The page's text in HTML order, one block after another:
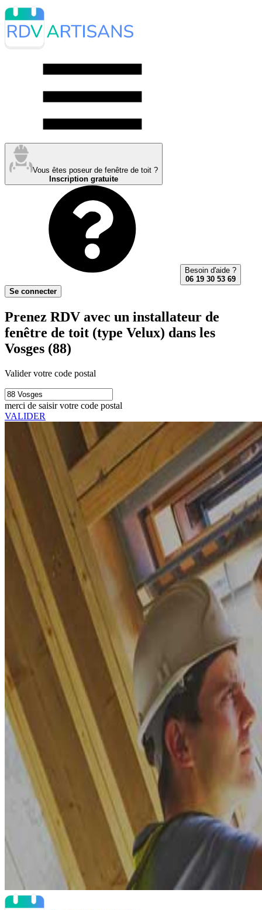
Vous êtes poseur de fenêtre de toit ?
Inscription gratuite
Besoin d'aide ?
06 19 30 53 69
Se connecter
Prenez RDV avec un installateur de
fenêtre de toit (type Velux) dans les
Vosges (88)
Valider votre code postal
merci de saisir votre code postal
VALIDER